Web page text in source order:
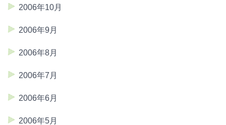
2006年10月
2006年9月
2006年8月
2006年7月
2006年6月
2006年5月